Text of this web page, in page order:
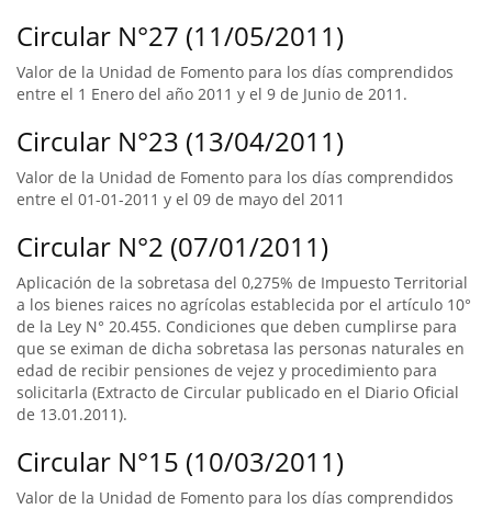
Circular N°27 (11/05/2011)
Valor de la Unidad de Fomento para los días comprendidos
entre el 1 Enero del año 2011 y el 9 de Junio de 2011.
Circular N°23 (13/04/2011)
Valor de la Unidad de Fomento para los días comprendidos
entre el 01-01-2011 y el 09 de mayo del 2011
Circular N°2 (07/01/2011)
Aplicación de la sobretasa del 0,275% de Impuesto Territorial
a los bienes raices no agrícolas establecida por el artículo 10°
de la Ley N° 20.455. Condiciones que deben cumplirse para
que se eximan de dicha sobretasa las personas naturales en
edad de recibir pensiones de vejez y procedimiento para
solicitarla (Extracto de Circular publicado en el Diario Oficial
de 13.01.2011).
Circular N°15 (10/03/2011)
Valor de la Unidad de Fomento para los días comprendidos